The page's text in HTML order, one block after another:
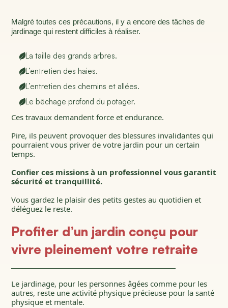
Malgré toutes ces précautions, ily a encore des tâches de
jardinage qui restent difficiles à réaliser.
La taille des grands arbres.
L’entretien des haies.
L’entretien des chemins et allées.
Le bêchage profond du potager.
Ces travaux demandent force et endurance.
Pire, ils peuvent provoquer des blessures invalidantes qui
pourraient vous priver de votre jardin pour un certain
temps.
Confier ces missions à un professionnel vous garantit
sécurité et tranquillité.
Vous gardez le plaisir des petits gestes au quotidien et
déléguez le reste.
Profiter d’un jardin conçu pour
vivre pleinement votre retraite
Le jardinage, pour les personnes âgées comme pour les
autres, reste une activité physique précieuse pour la santé
physique et mentale.